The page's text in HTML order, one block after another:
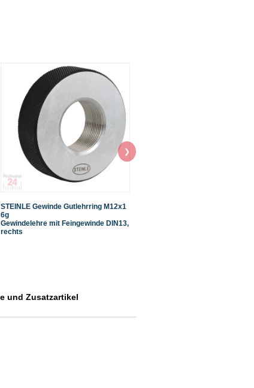
STEINLE Gewinde Gutlehrring M12x1
6g
Gewindelehre mit Feingewinde DIN13,
rechts
❯
und Zusatzartikel